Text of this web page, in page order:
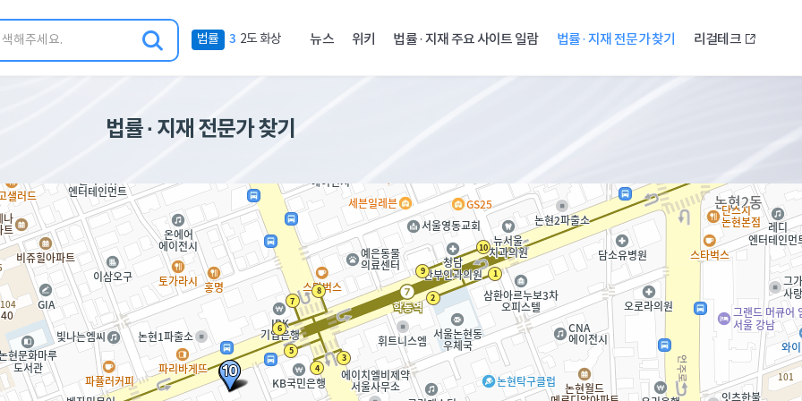
네
게
뉴스 위키 법률 · 지재 주요 사이트 일람 법률 · 지재 전문가 찾기 리걸테크
검
색
금
주
인
키
워
법률 4 강요죄
법률 5 토지 사용료에 대한 부당 이득금 소멸 시효 기간은 얼마인가요?
법률 · 지재 전문가 찾기